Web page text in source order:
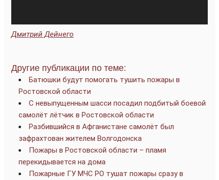
Дмитрий Дейнего
Другие публикации по теме:
Батюшки будут помогать тушить пожары в
Ростовской области
С невыпущенным шасси посадил подбитый боевой
самолёт лётчик в Ростовской области
Разбившийся в Афганистане самолёт был
зафрахтован жителем Волгодонска
Пожары в Ростовской области – пламя
перекидывается на дома
Пожарные ГУ МЧС РО тушат пожары сразу в